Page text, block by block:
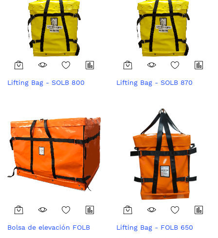
Lifting Bag - SOLB 800 Lifting Bag - SOLB 870
Bolsa de elevación FOLB
Lifting Bag - FOLB 650